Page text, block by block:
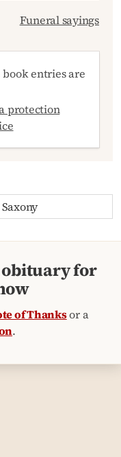
Funeral sayings
entries are
protection
obituary for
of Thanksor a
.